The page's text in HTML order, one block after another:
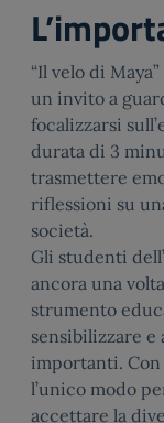
“Il velo di
un invito a
focalizzarsi
durata di 3
trasmettere
riflessioni su
società.
Gli studenti
ancora una
strumento
sensibilizzare
importanti. Con
l’unico modo
accettare la